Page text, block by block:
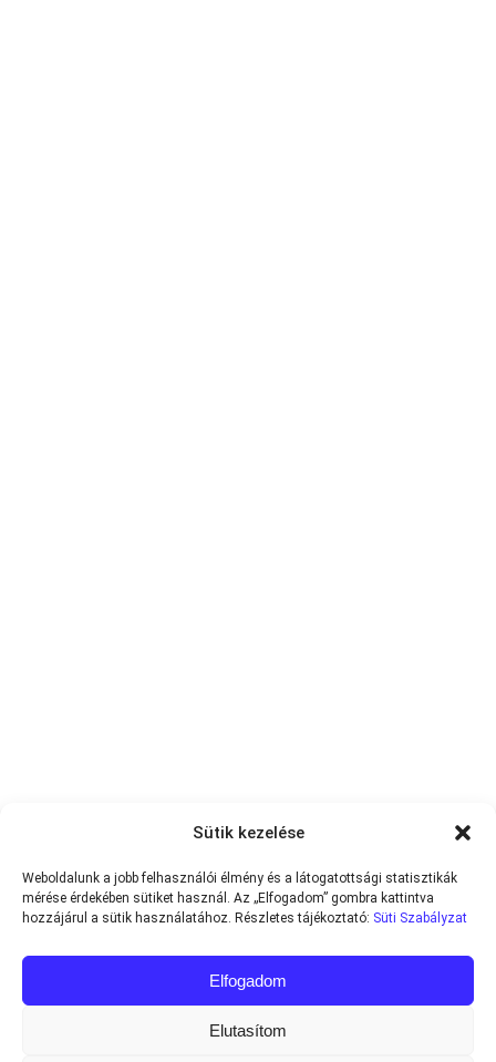
Sütik kezelése
Weboldalunk a jobb felhasználói élmény és a látogatottsági statisztikák
mérése érdekében sütiket használ. Az „Elfogadom” gombra kattintva
hozzájárul a sütik használatához. Részletes tájékoztató: Süti Szabályzat
Elfogadom
Elutasítom